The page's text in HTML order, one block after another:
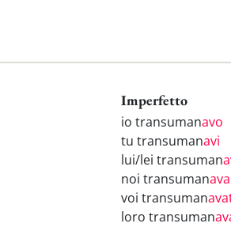
Imperfetto
io transumanavo
tu transumanavi
lui/lei transuman
noi transuman
voi transuman
loro transuman